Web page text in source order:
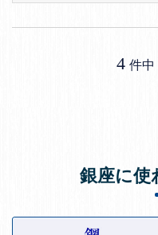
4 件中
銀座に使